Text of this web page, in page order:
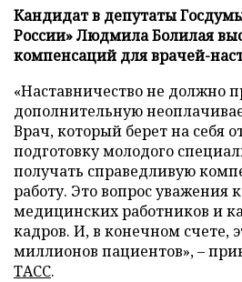
Кандидат в депутаты
России» Людмила Болилая
компенсаций для врачей-
«Наставничество не должно
дополнительную
Врач, который берет на себя
подготовку молодого
получать справедливую
работу. Это вопрос уважения
медицинских работников и
кадров. И, в конечном счете,
миллионов пациентов», –
ТАСС.